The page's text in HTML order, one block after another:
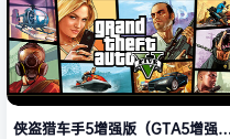
侠盗猎车手5增强版（GTA5增